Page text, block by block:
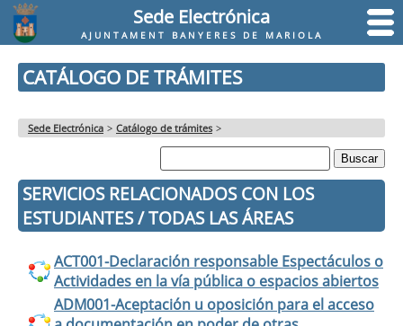
Sede Electrónica
AJUNTAMENT BANYERES DE MARIOLA
CATÁLOGO DE TRÁMITES
Sede Electrónica > Catálogo de trámites >
SERVICIOS RELACIONADOS CON LOS
ESTUDIANTES / TODAS LAS ÁREAS
ACT001-Declaración responsable Espectáculos o
Actividades en la vía pública o espacios abiertos
ADM001-Aceptación u oposición para el acceso